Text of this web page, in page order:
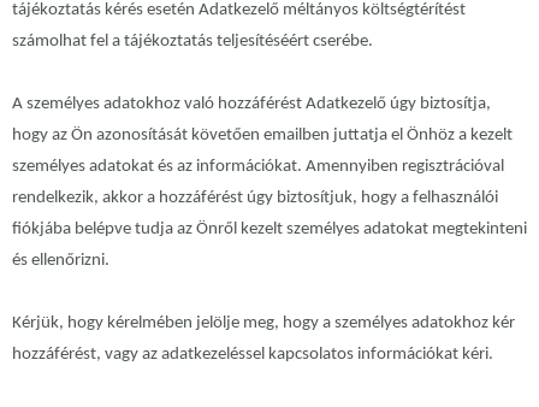
tájékoztatás kérés esetén Adatkezelő méltányos költségtérítést
számolhat fel a tájékoztatás teljesítéséért cserébe.
A személyes adatokhoz való hozzáférést Adatkezelő úgy biztosítja,
hogy az Ön azonosítását követően emailben juttatja el Önhöz a kezelt
személyes adatokat és az információkat. Amennyiben regisztrációval
rendelkezik, akkor a hozzáférést úgy biztosítjuk, hogy a felhasználói
fiókjába belépve tudja az Önről kezelt személyes adatokat megtekinteni
és ellenőrizni.
Kérjük, hogy kérelmében jelölje meg, hogy a személyes adatokhoz kér
hozzáférést, vagy az adatkezeléssel kapcsolatos információkat kéri.